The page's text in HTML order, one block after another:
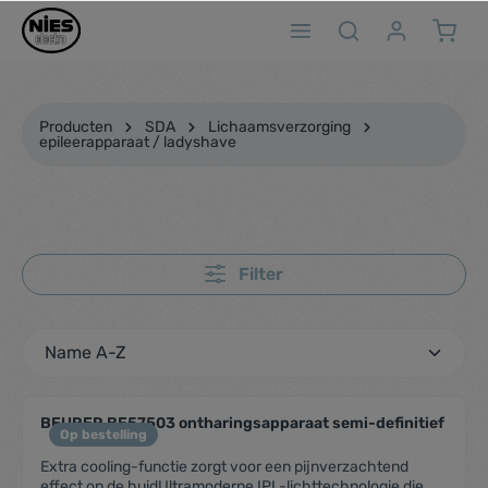
Producten SDA
Lichaamsverzorging
epileerapparaat / ladyshave
Filter
Op bestelling
BEURER BE57503 ontharingsapparaat semi-definitief
Extra cooling-functie zorgt voor een pijnverzachtend